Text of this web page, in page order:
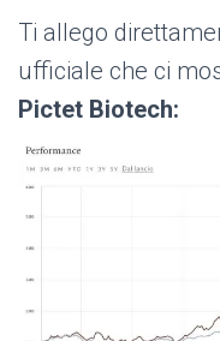
Ti allego
ufficiale che ci
Pictet Biotech: